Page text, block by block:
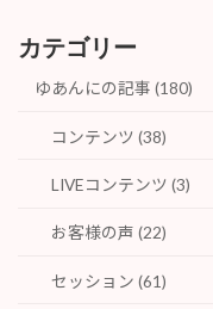
カテゴリー
ゆあんにの記事 (180)
コンテンツ (38)
LIVEコンテンツ (3)
お客様の声 (22)
セッション (61)